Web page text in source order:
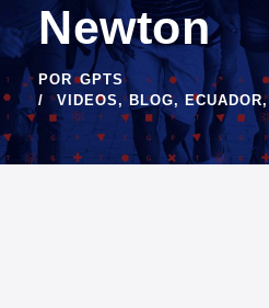
Newton
POR GPTS
VIDEOS, BLOG, ECUADOR,